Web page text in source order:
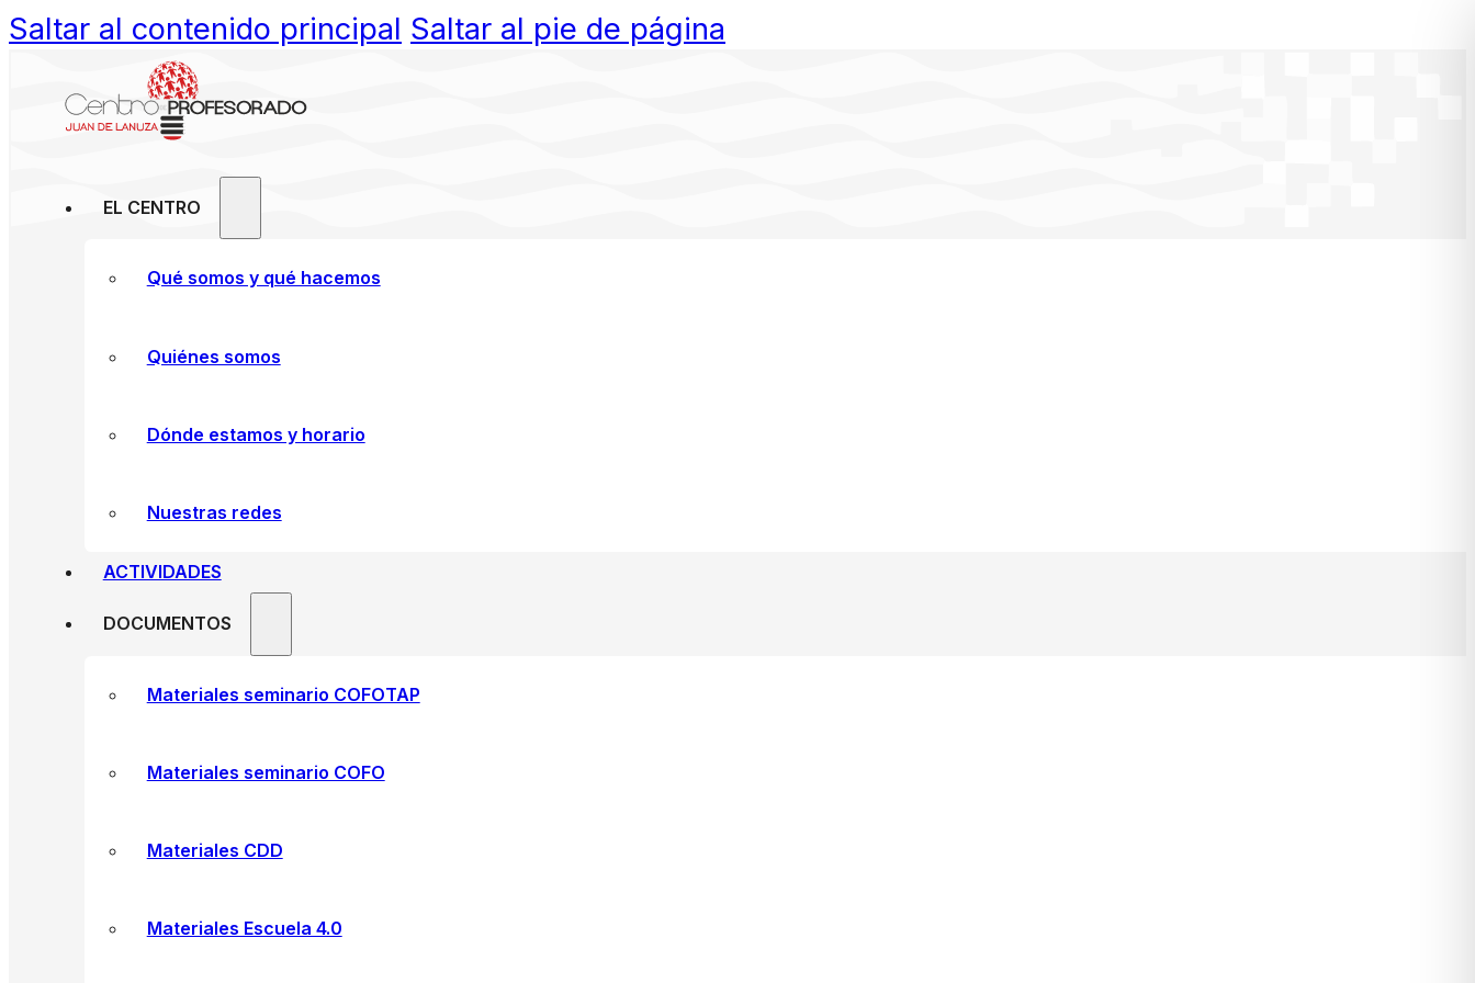
Saltar al contenido principal Saltar al pie de página
EL CENTRO
Qué somos y qué hacemos
Quiénes somos
Dónde estamos y horario
Nuestras redes
ACTIVIDADES
DOCUMENTOS
Materiales seminario COFOTAP
Materiales seminario COFO
Materiales CDD
Materiales Escuela 4.0